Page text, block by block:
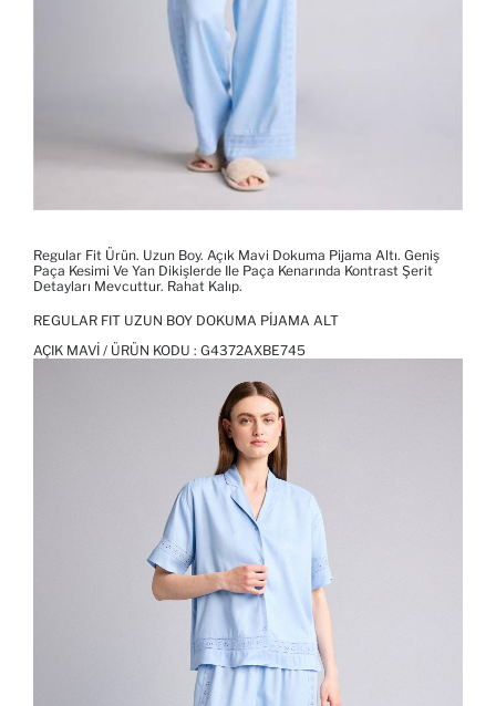
Regular Fit Ürün. Uzun Boy. Açık Mavi Dokuma Pijama Altı. Geniş
Paça Kesimi Ve Yan Dikişlerde Ile Paça Kenarında Kontrast Şerit
Detayları Mevcuttur. Rahat Kalıp.
REGULAR FIT UZUN BOY DOKUMA PIJAMA ALT
AÇIK MAVI / ÜRÜN KODU : G4372AXBE745